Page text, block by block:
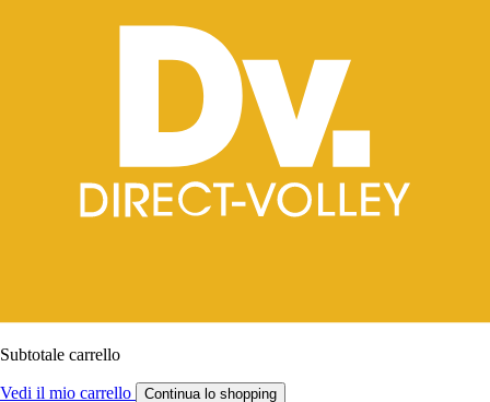
Subtotale carrello
Vedi il mio carrello Continua lo shopping